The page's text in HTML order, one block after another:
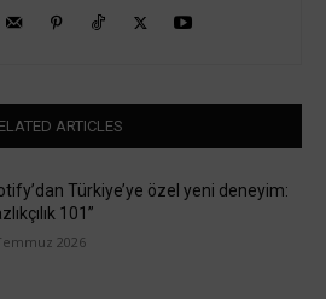
ARTICLES
Türkiye’ye özel yeni deneyim:
101”
2026